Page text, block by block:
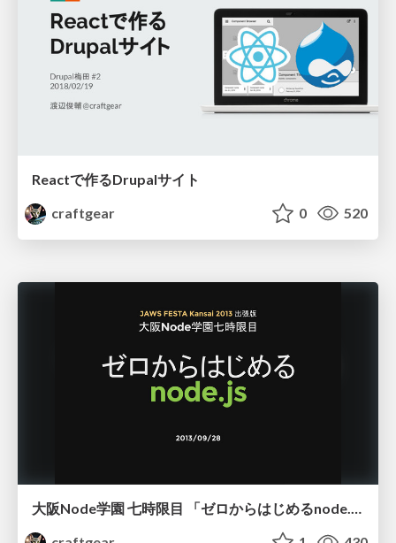
Reactで作るDrupalサイト
craftgear
0 520
大阪Node学園 七時限目 「ゼロからはじめるnode.js」